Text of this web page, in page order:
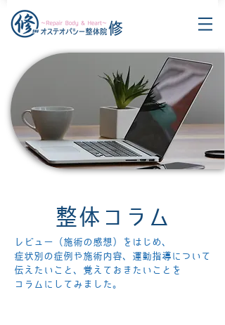
整体コラム
レビュー（施術の感想）をはじめ、
症状別の症例や施術内容、運動指導について
伝えたいこと、覚えておきたいことを
コラムにしてみました。